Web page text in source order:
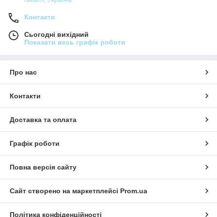
Контакти
Сьогодні вихідний
Показати весь графік роботи
Про нас
Контакти
Доставка та оплата
Графік роботи
Повна версія сайту
Сайт створено на маркетплейсі Prom.ua
Політика конфіденційності